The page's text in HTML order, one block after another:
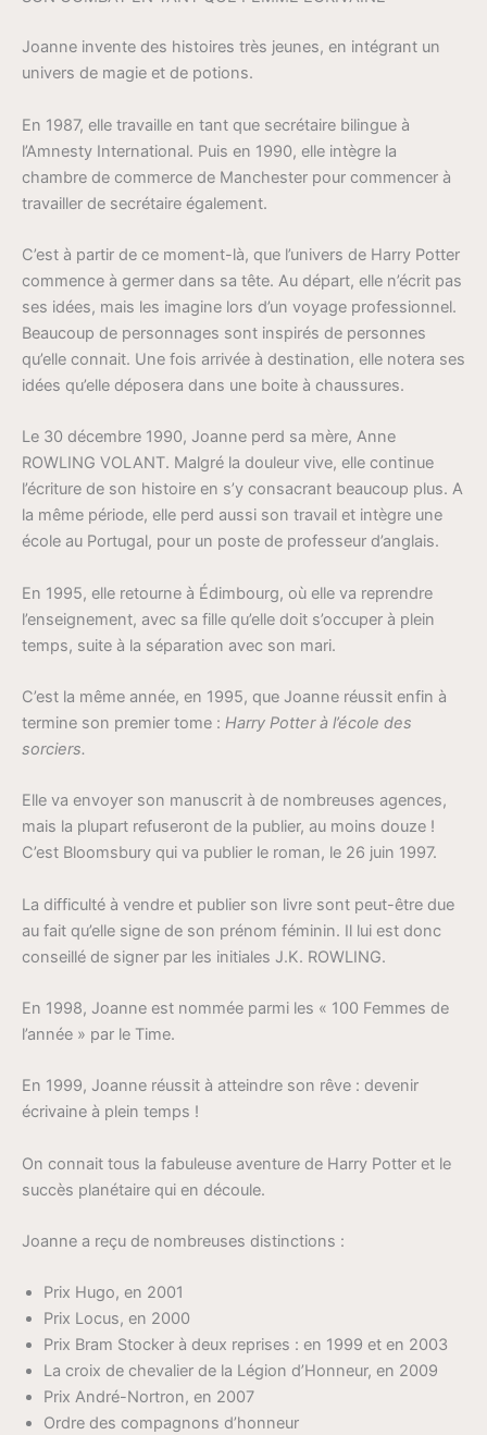
Joanne invente des histoires très jeunes, en intégrant un
univers de magie et de potions.
En 1987, elle travaille en tant que secrétaire bilingue à
l’Amnesty International. Puis en 1990, elle intègre la
chambre de commerce de Manchester pour commencer à
travailler de secrétaire également.
C’est à partir de ce moment-là, que l’univers de Harry Potter
commence à germer dans sa tête. Au départ, elle n’écrit pas
ses idées, mais les imagine lors d’un voyage professionnel.
Beaucoup de personnages sont inspirés de personnes
qu’elle connait. Une fois arrivée à destination, elle notera ses
idées qu’elle déposera dans une boite à chaussures.
Le 30 décembre 1990, Joanne perd sa mère, Anne
ROWLING VOLANT. Malgré la douleur vive, elle continue
l’écriture de son histoire en s’y consacrant beaucoup plus. A
la même période, elle perd aussi son travail et intègre une
école au Portugal, pour un poste de professeur d’anglais.
En 1995, elle retourne à Édimbourg, où elle va reprendre
l’enseignement, avec sa fille qu’elle doit s’occuper à plein
temps, suite à la séparation avec son mari.
C’est la même année, en 1995, que Joanne réussit enfin à
termine son premier tome : Harry Potter à l’école des
sorciers.
Elle va envoyer son manuscrit à de nombreuses agences,
mais la plupart refuseront de la publier, au moins douze !
C’est Bloomsbury qui va publier le roman, le 26 juin 1997.
La difficulté à vendre et publier son livre sont peut-être due
au fait qu’elle signe de son prénom féminin. Il lui est donc
conseillé de signer par les initiales J.K. ROWLING.
En 1998, Joanne est nommée parmi les « 100 Femmes de
l’année » par le Time.
En 1999, Joanne réussit à atteindre son rêve : devenir
écrivaine à plein temps !
On connait tous la fabuleuse aventure de Harry Potter et le
succès planétaire qui en découle.
Joanne a reçu de nombreuses distinctions :
Prix Hugo, en 2001
Prix Locus, en 2000
Prix Bram Stocker à deux reprises : en 1999 et en 2003
La croix de chevalier de la Légion d’Honneur, en 2009
Prix André-Nortron, en 2007
Ordre des compagnons d’honneur